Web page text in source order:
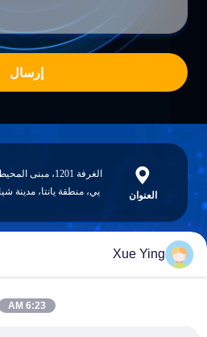
إرسال
العنوان
الغرفة 1201،
يي، منطقة يانتا، مدينة
sxcd-gyl@163.com
Xue Ying
6:23 AM